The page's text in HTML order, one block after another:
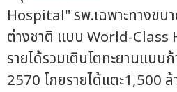
Hospital" รพ.เฉพาะทางขน
ต่างชาติ แบบ World-Class
รายได้รวมเติบโตทะยานแบบ
2570 โกยรายได้แตะ1,500